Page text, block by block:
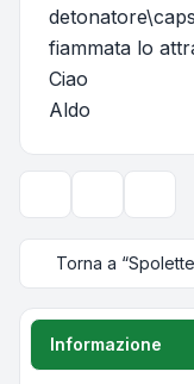
fiammata lo
Ciao
Aldo
Torna a
Informazione